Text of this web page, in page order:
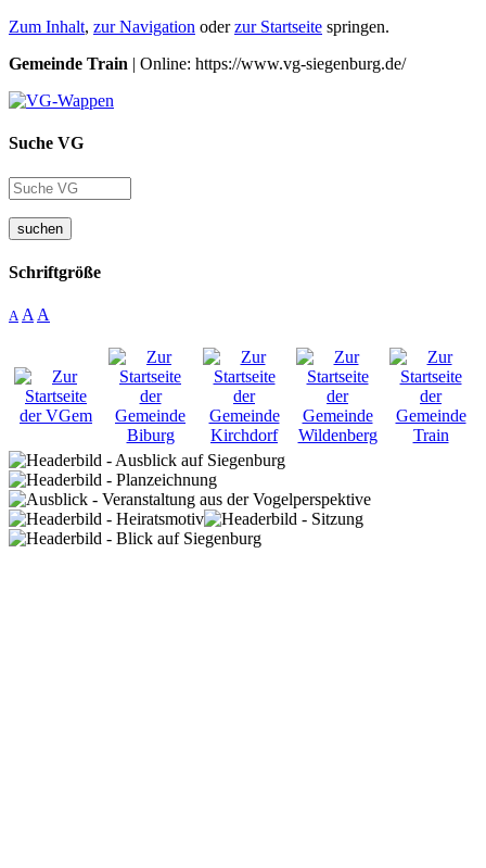
Zum Inhalt, zur Navigation oderzur Startseite springen.
Gemeinde Train | Online: https://www.vg-siegenburg.de/
Suche VG
suchen
Schriftgröße
A A A